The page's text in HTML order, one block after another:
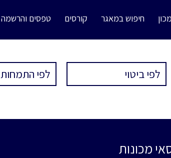
חיפוש במאגר קורסים טפסים והרשמה
מכונות